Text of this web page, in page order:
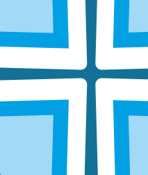
ВЫ ПОМОГЛИ